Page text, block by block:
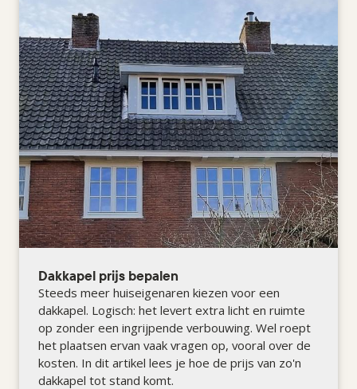
Dakkapel prijs bepalen
Steeds meer huiseigenaren kiezen voor een
dakkapel. Logisch: het levert extra licht en ruimte
op zonder een ingrijpende verbouwing. Wel roept
het plaatsen ervan vaak vragen op, vooral over de
kosten. In dit artikel lees je hoe de prijs van zo'n
dakkapel tot stand komt.